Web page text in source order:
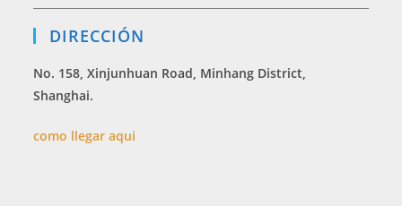
new
tab
a
new
tab
a
new
a
new new
DIRECCIÓN
No. 158, Xinjunhuan Road, Minhang District,
Shanghai.
como llegar aqui